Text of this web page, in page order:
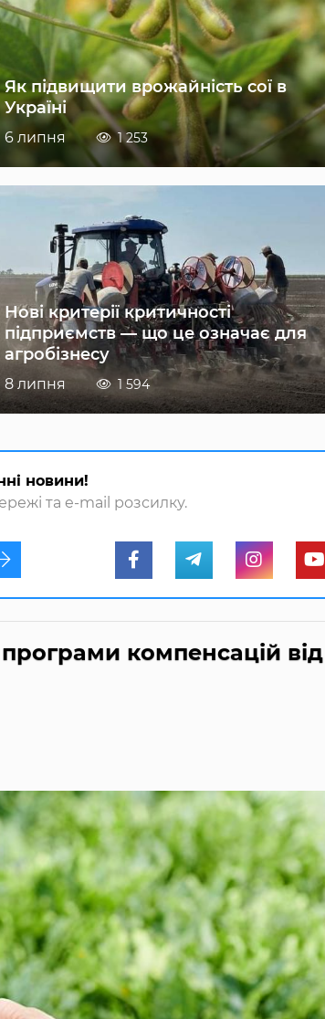
Як підвищити врожайність сої в
Україні
6 липня 1 253
Нові критерії критичності
підприємств — що це означає для
агробізнесу
8 липня 1 594
новини!
та e-mail розсилку.
компенсацій від